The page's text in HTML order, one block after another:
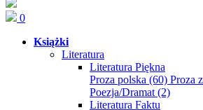
0
Książki
Literatura
Literatura Piękna
Proza polska (60) Proza
Poezja/Dramat (2)
Literatura Faktu